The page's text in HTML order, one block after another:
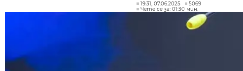
19:31, 07.06.2025
5069
Чете се за: 01:30 мин.